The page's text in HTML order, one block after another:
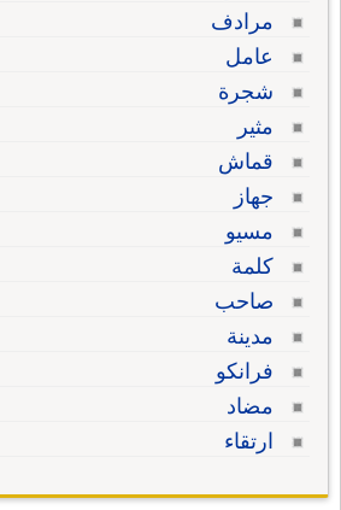
مرادف
عامل
شجرة
مثير
قماش
جهاز
مسيو
كلمة
صاحب
مدينة
فرانكو
مضاد
ارتقاء